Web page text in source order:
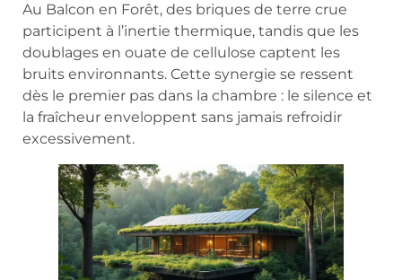
Au Balcon en Forêt, des briques de terre crue
participent à l’inertie thermique, tandis que les
doublages en ouate de cellulose captent les
bruits environnants. Cette synergie se ressent
dès le premier pas dans la chambre : le silence et
la fraîcheur enveloppent sans jamais refroidir
excessivement.